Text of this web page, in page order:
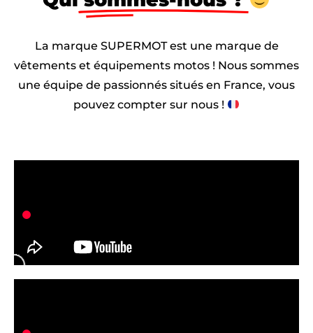
La marque SUPERMOT est une marque de
vêtements et équipements motos ! Nous sommes
une équipe de passionnés situés en France, vous
pouvez compter sur nous !